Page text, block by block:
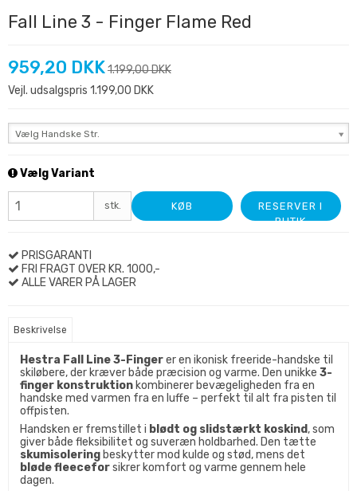
Fall Line 3 - Finger Flame Red
959,20 DKK1.199,00 DKK
Vejl. udsalgspris 1.199,00 DKK
Vælg Handske Str.
Vælg Variant
stk. KØB
RESERVER I
BUTIK
PRISGARANTI
FRI FRAGT OVER KR. 1000,-
ALLE VARER PÅ LAGER
Beskrivelse
Hestra Fall Line 3-Fingerer en ikonisk freeride-handske til
skiløbere, der kræver både præcision og varme. Den unikke 3-
finger konstruktion kombinerer bevægeligheden fra en
handske med varmen fra en luffe – perfekt til alt fra pisten til
offpisten.
Handsken er fremstillet i blødt og slidstærkt koskind, som
giver både fleksibilitet og suveræn holdbarhed. Den tætte
skumisolering beskytter mod kulde og stød, mens det
bløde fleeceforsikrer komfort og varme gennem hele
dagen.